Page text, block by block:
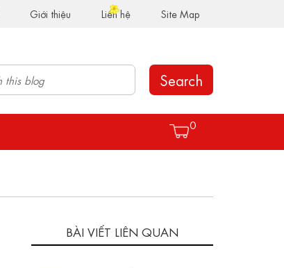
Giới thiệu Liên hệ Site Map
Search
0
BÀI VIẾT LIÊN QUAN